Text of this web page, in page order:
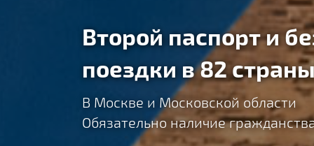
Второй паспорт и
поездки в 82
В Москве и Московской области
Обязательно наличие